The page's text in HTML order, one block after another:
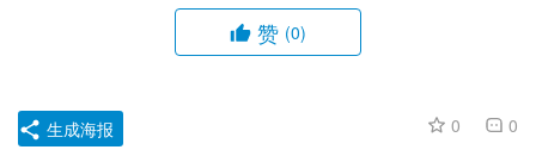
赞 (0)
0 0
生成海报